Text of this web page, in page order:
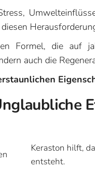
Formel, die auf
auch die
Keraston hilft,
entsteht.